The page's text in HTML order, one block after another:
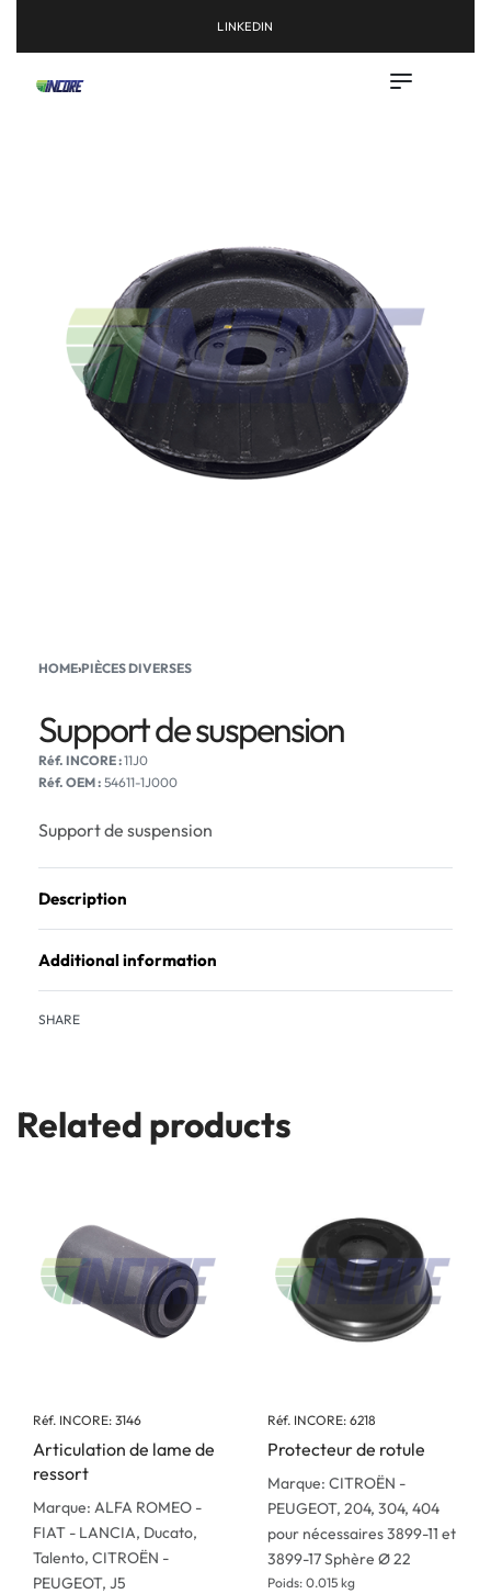
LINKEDIN
HOME›PIÈCES DIVERSES
Support de suspension
11J0
Réf. OEM : 54611-1J000
Support de suspension
Description
Additional information
SHARE
Related products
Réf. INCORE: 3146
Articulation de lame de
ressort
Marque: ALFA ROMEO -
FIAT - LANCIA, Ducato,
Talento, CITROËN -
PEUGEOT, J5
Réf. INCORE: 6218
Protecteur de rotule
Marque: CITROËN -
PEUGEOT, 204, 304, 404
pour nécessaires 3899-11 et
3899-17 Sphère Ø 22
Poids: 0.015 kg